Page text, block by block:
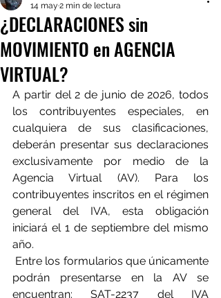
¿DECLARACIONES sin
MOVIMIENTO en AGENCIA
VIRTUAL?
14 may 2 min de lectura
A partir del 2 de junio de 2026, todos
los contribuyentes especiales, en
cualquiera de sus clasificaciones,
deberán presentar sus declaraciones
exclusivamente por medio de la
Agencia Virtual (AV). Para los
contribuyentes inscritos en el régimen
general del IVA, esta obligación
iniciará el 1 de septiembre del mismo
año.
Entre los formularios que únicamente
podrán presentarse en la AV se
encuentran: SAT-2237 del IVA